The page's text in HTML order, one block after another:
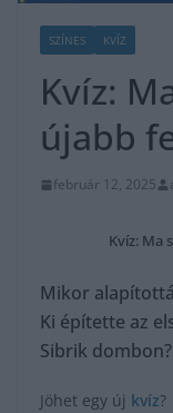
SZÍNES KVÍZ
Kvíz:
újabb
február 12, 2025
Kvíz: Ma
Mikor
Ki építette az
Sibrik
Jöhet egy új kvíz?